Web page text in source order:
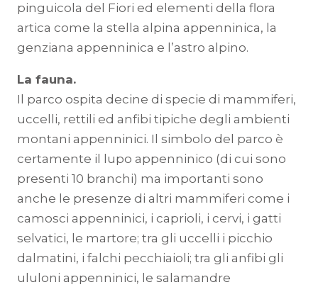
pinguicola del Fiori ed elementi della flora
artica come la stella alpina appenninica, la
genziana appenninica e l’astro alpino.
La fauna.
Il parco ospita decine di specie di mammiferi,
uccelli, rettili ed anfibi tipiche degli ambienti
montani appenninici. Il simbolo del parco è
certamente il lupo appenninico (di cui sono
presenti 10 branchi) ma importanti sono
anche le presenze di altri mammiferi come i
camosci appenninici, i caprioli, i cervi, i gatti
selvatici, le martore; tra gli uccelli i picchio
dalmatini, i falchi pecchiaioli; tra gli anfibi gli
ululoni appenninici, le salamandre